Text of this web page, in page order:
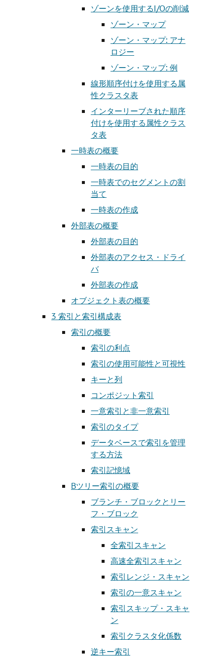
ゾーンを使用するI/Oの削減
ゾーン・マップ
ゾーン・マップ: アナ
ロジー
ゾーン・マップ: 例
線形順序付けを使用する属
性クラスタ表
インターリーブされた順序
付けを使用する属性クラス
タ表
一時表の概要
一時表の目的
一時表でのセグメントの割
当て
一時表の作成
外部表の概要
外部表の目的
外部表のアクセス・ドライ
バ
外部表の作成
オブジェクト表の概要
3 索引と索引構成表
索引の概要
索引の利点
索引の使用可能性と可視性
キーと列
コンポジット索引
一意索引と非一意索引
索引のタイプ
データベースで索引を管理
する方法
索引記憶域
Bツリー索引の概要
ブランチ・ブロックとリー
フ・ブロック
索引スキャン
全索引スキャン
高速全索引スキャン
索引レンジ・スキャン
索引の一意スキャン
索引スキップ・スキャ
ン
索引クラスタ化係数
逆キー索引